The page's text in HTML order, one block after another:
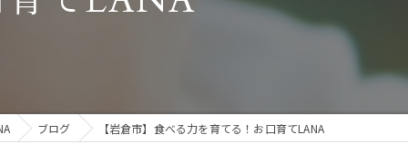
ブログ 【岩倉市】食べる力を育てる！お口育てLANA